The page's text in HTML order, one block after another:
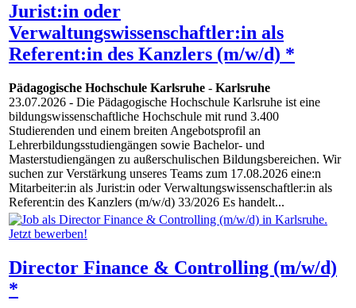
Jurist:in oder
Verwaltungswissenschaftler:in als
Referent:in des Kanzlers (m/w/d) *
Pädagogische Hochschule Karlsruhe - Karlsruhe
23.07.2026 - Die Pädagogische Hochschule Karlsruhe ist eine
bildungswissenschaftliche Hochschule mit rund 3.400
Studierenden und einem breiten Angebotsprofil an
Lehrerbildungsstudiengängen sowie Bachelor- und
Masterstudiengängen zu außerschulischen Bildungsbereichen. Wir
suchen zur Verstärkung unseres Teams zum 17.08.2026 eine:n
Mitarbeiter:in als Jurist:in oder Verwaltungswissenschaftler:in als
Referent:in des Kanzlers (m/w/d) 33/2026 Es handelt...
Director Finance & Controlling (m/w/d)
*